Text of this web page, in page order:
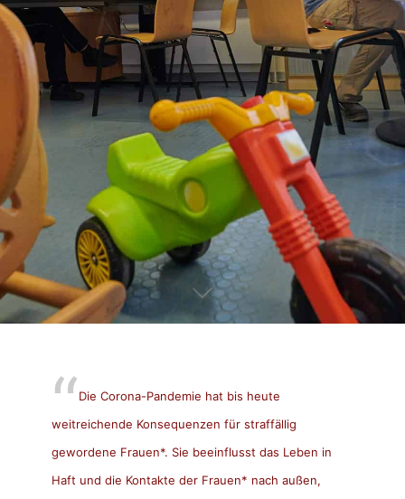
Die Corona-Pandemie hat bis heute
weitreichende Konsequenzen für straffällig
gewordene Frauen*. Sie beeinflusst das Leben in
Haft und die Kontakte der Frauen* nach außen,